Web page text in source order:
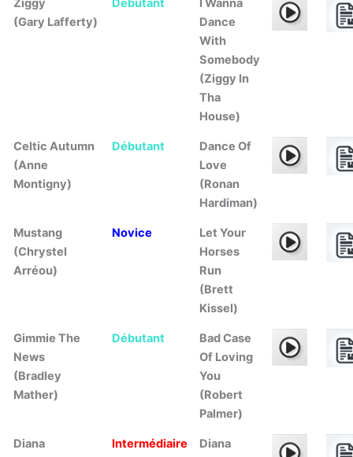
Ziggy
(Gary Lafferty)
Débutant
I Wanna
Dance
With
Somebody
(Ziggy In
Tha
House)
Celtic Autumn
(Anne
Montigny)
Débutant
Dance Of
Love
(Ronan
Hardiman)
Mustang
(Chrystel
Arréou)
Novice
Let Your
Horses
Run
(Brett
Kissel)
Gimmie The
News
(Bradley
Mather)
Débutant
Bad Case
Of Loving
You
(Robert
Palmer)
Diana
Intermédiaire
Diana